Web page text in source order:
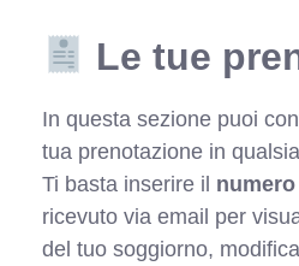
Le tue
In questa sezione puoi
tua prenotazione in
Ti basta inserire il
ricevuto via email per
del tuo soggiorno,